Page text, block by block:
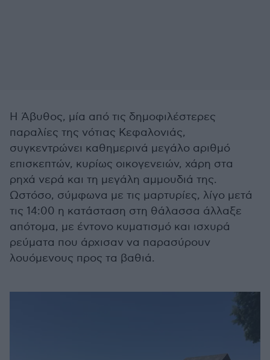
Η Άβυθος, μία από τις δημοφιλέστερες
παραλίες της νότιας Κεφαλονιάς,
συγκεντρώνει καθημερινά μεγάλο αριθμό
επισκεπτών, κυρίως οικογενειών, χάρη στα
ρηχά νερά και τη μεγάλη αμμουδιά της.
Ωστόσο, σύμφωνα με τις μαρτυρίες, λίγο μετά
τις 14:00 η κατάσταση στη θάλασσα άλλαξε
απότομα, με έντονο κυματισμό και ισχυρά
ρεύματα που άρχισαν να παρασύρουν
λουόμενους προς τα βαθιά.